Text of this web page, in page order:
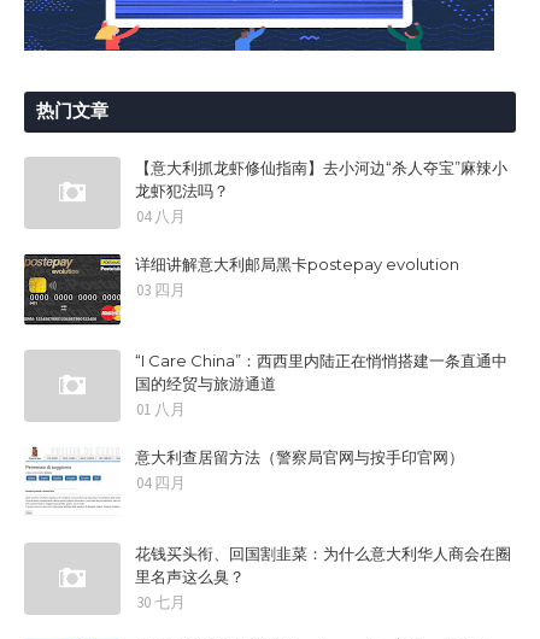
热门文章
【意大利抓龙虾修仙指南】去小河边“杀人夺宝”麻辣小
龙虾犯法吗？
04 八月
详细讲解意大利邮局黑卡postepay evolution
03 四月
“I Care China”：西西里内陆正在悄悄搭建一条直通中
国的经贸与旅游通道
01 八月
意大利查居留方法（警察局官网与按手印官网）
04 四月
花钱买头衔、回国割韭菜：为什么意大利华人商会在圈
里名声这么臭？
30 七月